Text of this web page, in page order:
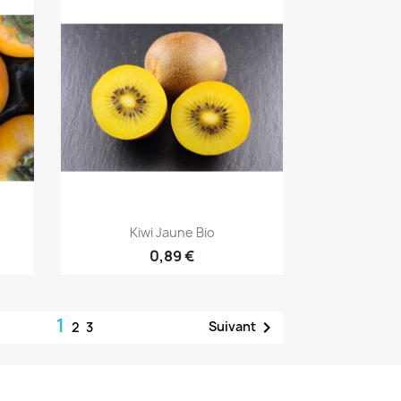
Aperçu rapide
Kiwi Jaune Bio
0,89 €
1 2 3 Suivant